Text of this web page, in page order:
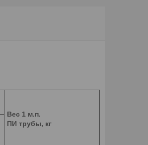
Вес 1 м.п.
ПИ трубы, кг